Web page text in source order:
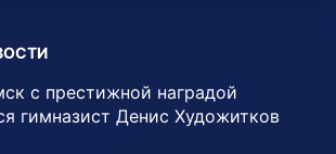
с престижной наградой
гимназист Денис Художитков